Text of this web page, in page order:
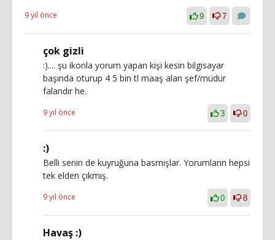
9 yıl önce 9 7
çok gizli
:).... şu ikonla yorum yapan kişi kesin bilgisayar
başında oturup 4 5 bin tl maaş alan şef/müdür
falandır he.
9 yıl önce 3 0
:)
Belli senin de kuyruğuna basmışlar. Yorumların hepsi
tek elden çıkmış.
9 yıl önce 0 8
Havaş :)